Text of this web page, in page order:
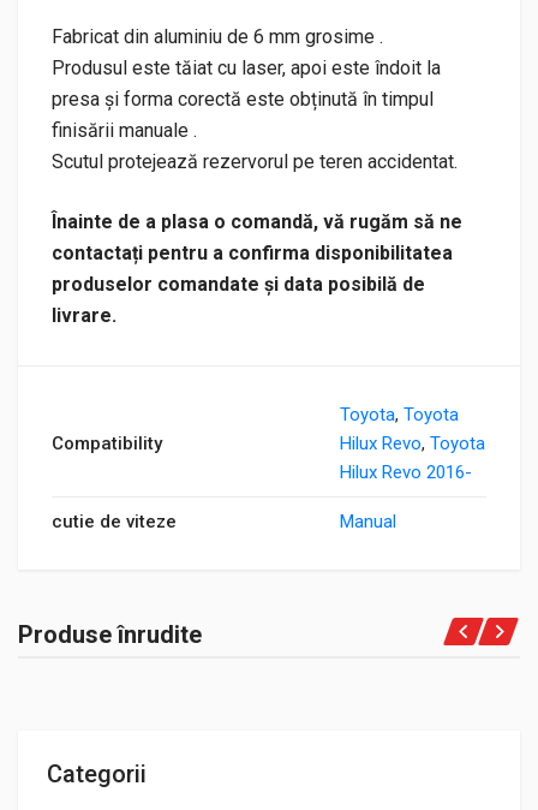
Categorii
Fabricat din aluminiu de 6 mm grosime .
Produsul este tăiat cu laser, apoi este îndoit la
presa și forma corectă este obținută în timpul
finisării manuale .
Scutul protejează rezervorul pe teren accidentat.
Înainte de a plasa o comandă, vă rugăm să ne
contactați pentru a confirma disponibilitatea
produselor comandate și data posibilă de
livrare.
Compatibility
Toyota, Toyota
Hilux Revo, Toyota
Hilux Revo 2016-
cutie de viteze Manual
Produse înrudite